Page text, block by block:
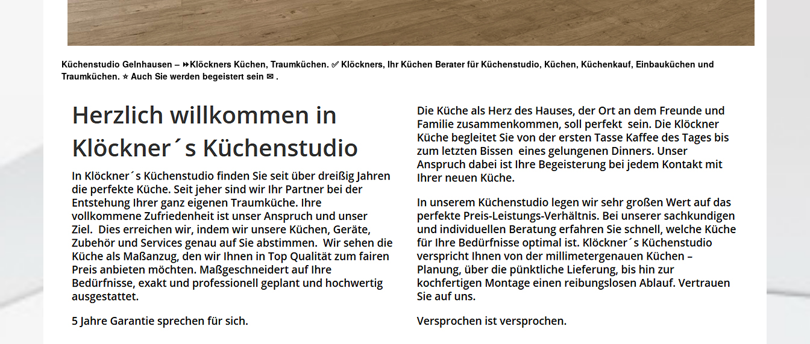
Küchenstudio Gelnhausen – ⏩Klöckners Küchen, Traumküchen. ✅ Klöckners, Ihr Küchen Berater für Küchenstudio, Küchen, Küchenkauf, Einbauküchen und
Traumküchen. ⭐ Auch Sie werden begeistert sein ✉ .